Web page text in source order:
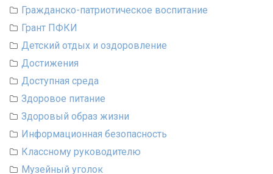
Гражданско-патриотическое воспитание
Грант ПФКИ
Детский отдых и оздоровление
Достижения
Доступная среда
Здоровое питание
Здоровый образ жизни
Информационная безопасность
Классному руководителю
Музейный уголок